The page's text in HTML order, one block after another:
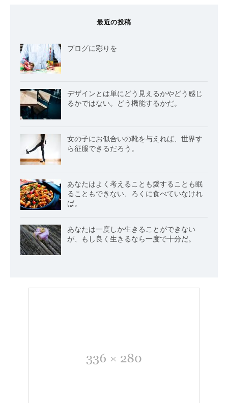
最近の投稿
ブログに彩りを
デザインとは単にどう見えるかやどう感じ
るかではない。どう機能するかだ。
女の子にお似合いの靴を与えれば、世界す
ら征服できるだろう。
あなたはよく考えることも愛することも眠
ることもできない、ろくに食べていなけれ
ば。
あなたは一度しか生きることができない
が、もし良く生きるなら一度で十分だ。